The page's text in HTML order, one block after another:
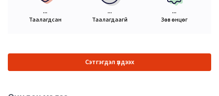
...
Таалагдсан
...
Таалагдаагүй
...
Зөв өнцөг
Сэтгэгдэл үлдээх